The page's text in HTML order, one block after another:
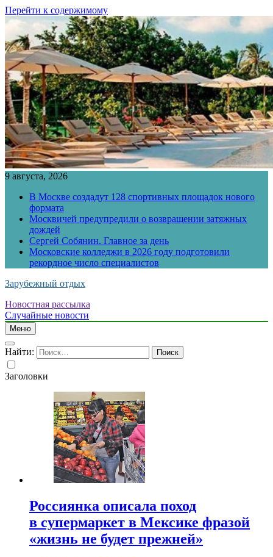
Перейти к содержимому
9 августа, 2026
В Москве создадут 128 спортивных площадок нового
формата
Москвичей предупредили о возвращении затяжных
дождей
Сергей Собянин. Главное за день
Московские колледжи в 2026 году подготовили
рекордное число специалистов
Зарубежный отдых
Новостная рассылка
Случайные новости
Меню
Найти:
Заголовки
Россиянка описала поход
в супермаркет в Мексике фразой
«жизнь не будет прежней»